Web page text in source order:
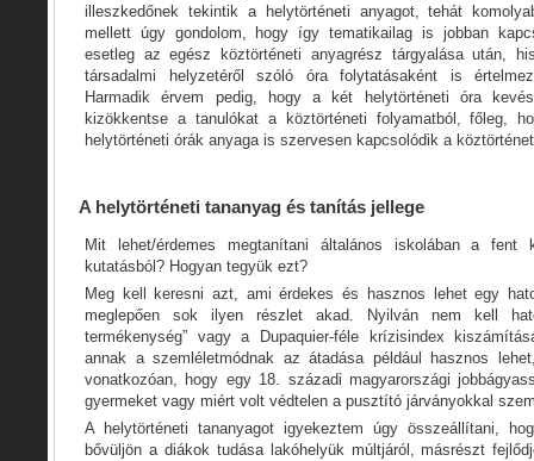
illeszkedőnek tekintik a helytörténeti anyagot, tehát
mellett úgy gondolom, hogy így tematikailag is jobban
esetleg az egész köztörténeti anyagrész tárgyalása után,
társadalmi helyzetéről szóló óra folytatásaként is
Harmadik érvem pedig, hogy a két helytörténeti óra
kizökkentse a tanulókat a köztörténeti folyamatból, főleg,
helytörténeti órák anyaga is szervesen kapcsolódik a
A helytörténeti tananyag és tanítás jellege
Mit lehet/érdemes megtanítani általános iskolában a fent
kutatásból? Hogyan tegyük ezt?
Meg kell keresni azt, ami érdekes és hasznos lehet egy
meglepően sok ilyen részlet akad. Nyilván nem kell
termékenység” vagy a Dupaquier-féle krízisindex
annak a szemléletmódnak az átadása például hasznos
vonatkozóan, hogy egy 18. századi magyarországi
gyermeket vagy miért volt védtelen a pusztító járványokkal
A helytörténeti tananyagot igyekeztem úgy összeállítani,
bővüljön a diákok tudása lakóhelyük múltjáról, másrészt